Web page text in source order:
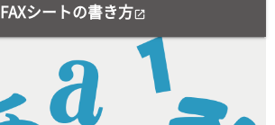
FAXシートの書き方open_in_new